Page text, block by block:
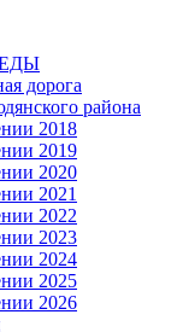
дорога
района
2018
2019
2020
2021
2022
2023
2024
2025
2026